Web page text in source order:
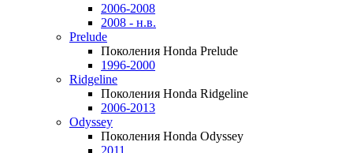
2006-2008
2008 - н.в.
Prelude
Поколения Honda Prelude
1996-2000
Ridgeline
Поколения Honda Ridgeline
2006-2013
Odyssey
Поколения Honda Odyssey
2011